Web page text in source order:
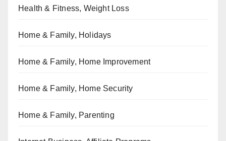
Health & Fitness, Weight Loss
Home & Family, Holidays
Home & Family, Home Improvement
Home & Family, Home Security
Home & Family, Parenting